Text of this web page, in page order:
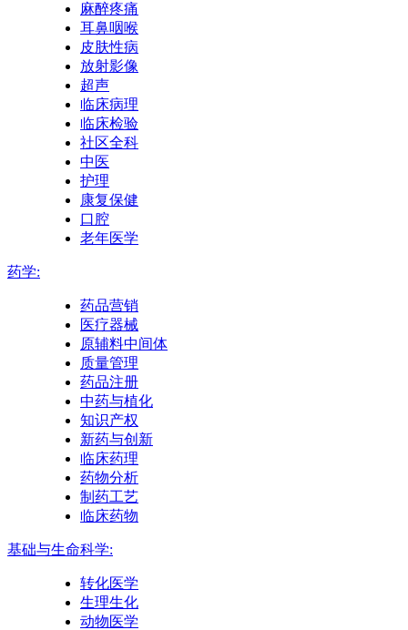
麻醉疼痛
耳鼻咽喉
皮肤性病
放射影像
超声
临床病理
临床检验
社区全科
中医
护理
康复保健
口腔
老年医学
药学:
药品营销
医疗器械
原辅料中间体
质量管理
药品注册
中药与植化
知识产权
新药与创新
临床药理
药物分析
制药工艺
临床药物
基础与生命科学:
转化医学
生理生化
动物医学